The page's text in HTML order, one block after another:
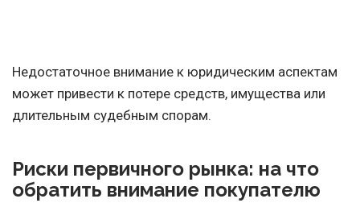
Недостаточное внимание к юридическим аспектам
может привести к потере средств, имущества или
длительным судебным спорам.​
Риски первичного рынка: на что
обратить внимание покупателю